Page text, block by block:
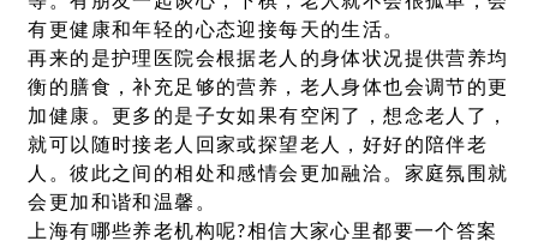
有更健康和年轻的心态迎接每天的生活。
再来的是护理医院会根据老人的身体状况提供营养均
衡的膳食，补充足够的营养，老人身体也会调节的更
加健康。更多的是子女如果有空闲了，想念老人了，
就可以随时接老人回家或探望老人，好好的陪伴老
人。彼此之间的相处和感情会更加融洽。家庭氛围就
会更加和谐和温馨。
上海有哪些养老机构呢?相信大家心里都要一个答案